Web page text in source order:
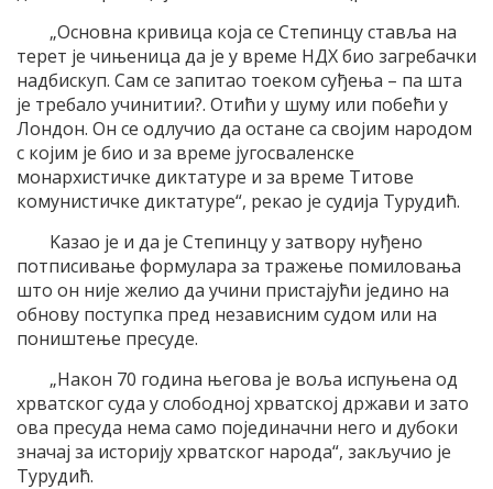
„Oсновна кривица коjа се Степинцу ставља на
терет jе чињеница да jе у време НДХ био загребачки
надбискуп. Сам се запитао тоеком суђења – па шта
jе требало учинитии?. Oтићи у шуму или побећи у
Лондон. Oн се одлучио да остане са своjим народом
с коjим jе био и за време jугосваленске
монархистичке диктатуре и за време Tитове
комунистичке диктатуре“, рекао jе судиjа Tурудић.
Kазао jе и да jе Степинцу у затвору нуђено
потписивање формулара за тражење помиловања
што он ниjе желио да учини пристаjући jедино на
обнову поступка пред независним судом или на
поништење пресуде.
„Након 70 година његова jе воља испуњена од
хрватског суда у слободноj хрватскоj држави и зато
ова пресуда нема само поjединачни него и дубоки
значаj за историjу хрватског народа“, закључио jе
Tурудић.